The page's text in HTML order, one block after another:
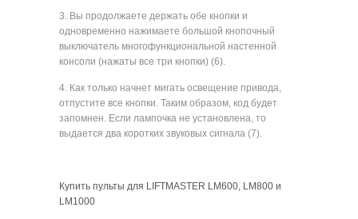
3. Вы продолжаете держать обе кнопки и
одновременно нажимаете большой кнопочный
выключатель многофункциональной настенной
консоли (нажаты все три кнопки) (6).
4. Как только начнет мигать освещение привода,
отпустите все кнопки. Таким образом, код будет
запомнен. Если лампочка не установлена, то
выдается два коротких звуковых сигнала (7).
Купить пульты для LIFTMASTER LM600, LM800 и
LM1000